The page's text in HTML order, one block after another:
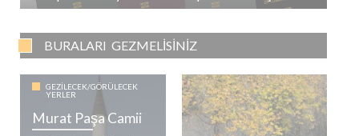
BURALARI GEZMELISINIZ
GEZILECEK/GÖRÜLECEK
YERLER
Murat Paşa Camii